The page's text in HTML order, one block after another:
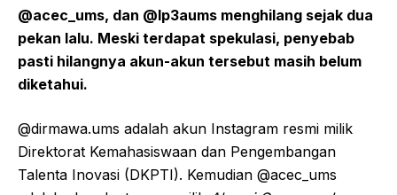
@acec_ums, dan @lp3aums menghilang sejak dua
pekan lalu. Meski terdapat spekulasi, penyebab
pasti hilangnya akun-akun tersebut masih belum
diketahui.
@dirmawa.ums adalah akun Instagram resmi milik
Direktorat Kemahasiswaan dan Pengembangan
Talenta Inovasi (DKPTI). Kemudian @acec_ums